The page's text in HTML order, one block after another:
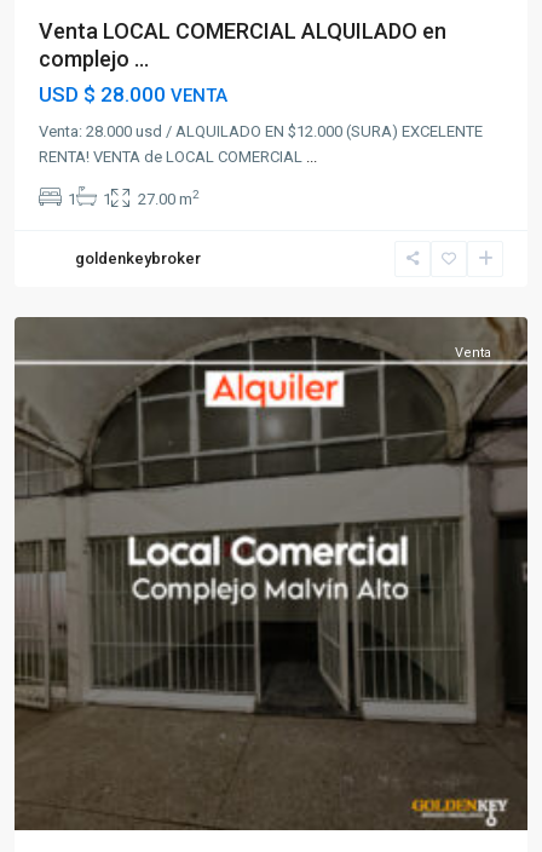
Venta LOCAL COMERCIAL ALQUILADO en
complejo ...
USD $ 28.000 VENTA
Venta: 28.000 usd / ALQUILADO EN $12.000 (SURA) EXCELENTE
RENTA! VENTA de LOCAL COMERCIAL ...
1 1 27.00 m2
goldenkeybroker
Malvin
Venta